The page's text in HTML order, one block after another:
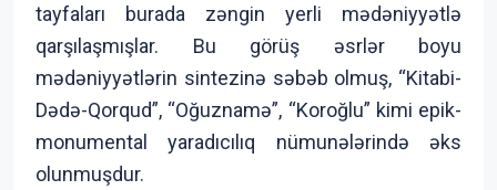
tayfaları burada zəngin yerli mədəniyyətlə
qarşılaşmışlar. Bu görüş əsrlər boyu
mədəniyyətlərin sintezinə səbəb olmuş, “Kitabi-
Dədə-Qorqud”, “Oğuznamə”, “Koroğlu” kimi epik-
monumental yaradıcılıq nümunələrində əks
olunmuşdur.